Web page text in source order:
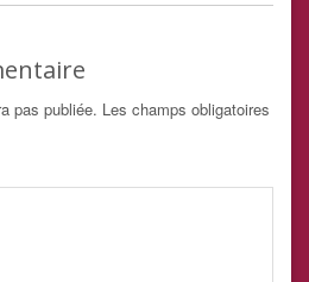
pas publiée. Les champs obligatoires